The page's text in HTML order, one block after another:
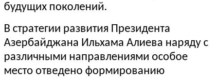
будущих поколений.
В стратегии развития Президента
Азербайджана Ильхама Алиева наряду с
различными направлениями особое
место отведено формированию